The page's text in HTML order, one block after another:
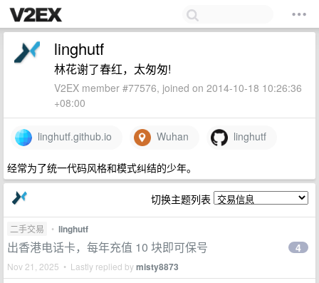
linghutf
林花谢了春红，太匆匆!
V2EX member #77576, joined on 2014-10-18 10:26:36
+08:00
linghutf.github.io Wuhan linghutf
经常为了统一代码风格和模式纠结的少年。
切换主题列表
二手交易 • linghutf
出香港电话卡，每年充值 10 块即可保号
Nov 21, 2025 • Lastly replied bymisty8873
4